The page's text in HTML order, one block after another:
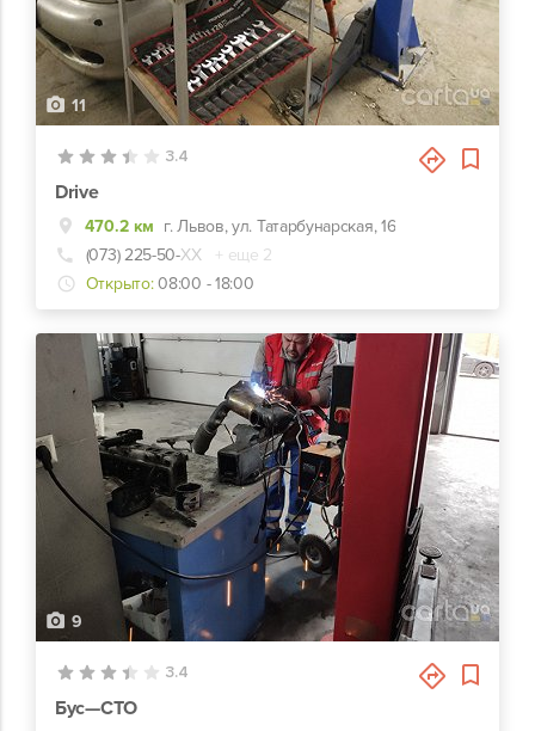
11
3.4
Drive
470.2 км г. Львов, ул. Татарбунарская, 16
(073) 225-50-ХХ
+ еще 2
Открыто: 08:00 - 18:00
9
3.4
Бус—СТО